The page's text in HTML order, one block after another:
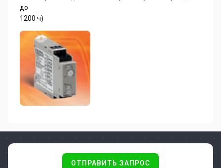
до
1200 ч)
ОТПРАВИТЬ ЗАПРОС